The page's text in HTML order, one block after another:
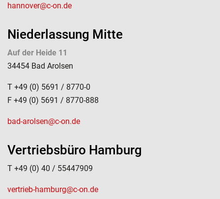
hannover@c-on.de
Niederlassung Mitte
Auf der Heide 11
34454 Bad Arolsen
T +49 (0) 5691 / 8770-0
F +49 (0) 5691 / 8770-888
bad-arolsen@c-on.de
Vertriebsbüro Hamburg
T +49 (0) 40 / 55447909
vertrieb-hamburg@c-on.de